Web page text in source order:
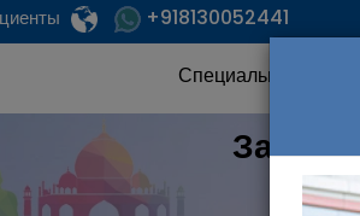
+918130052441
Специальность